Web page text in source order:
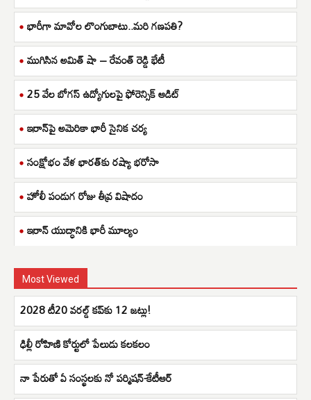
భారీగా మావోల లొంగుబాటు..మరి గణపతి?
ముగిసిన అమిత్ షా – రేవంత్ రెడ్డి భేటీ
25 వేల బోగస్ ఉద్యోగులపై ఫోరెన్సిక్ ఆడిట్
ఇరాన్‌పై అమెరికా భారీ సైనిక చర్య
సంక్షోభం వేళ భారత్‌కు రష్యా భరోసా
హోలీ పండుగ రోజు తీవ్ర విషాదం
ఇరాన్ యుద్ధానికి భారీ మూల్యం
Most Viewed
2028 టీ20 వరల్డ్ కప్‌కు 12 జట్లు!
ఢిల్లీ రోహిణి కోర్టులో పేలుడు కలకలం
నా పేరుతో ఏ సంస్థలకు నో పర్మిషన్-కేటీఆర్